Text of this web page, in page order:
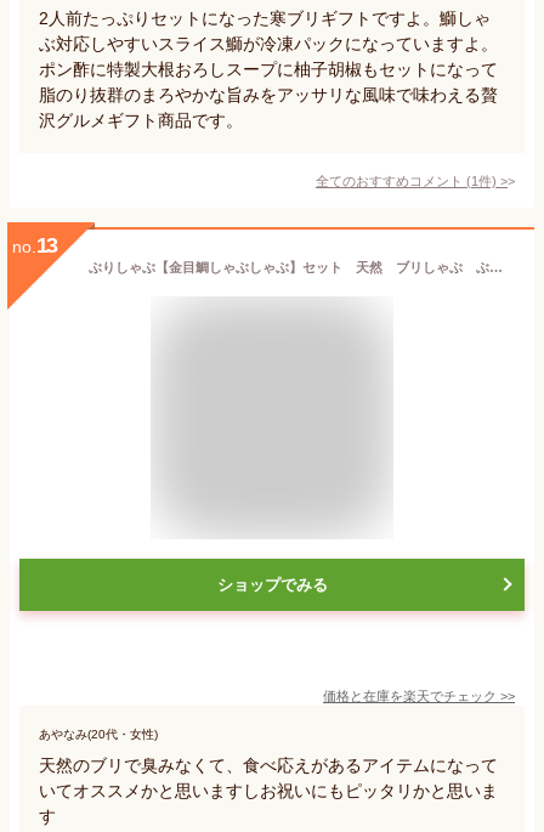
2人前たっぷりセットになった寒ブリギフトですよ。鰤しゃ
ぶ対応しやすいスライス鰤が冷凍パックになっていますよ。
ポン酢に特製大根おろしスープに柚子胡椒もセットになって
脂のり抜群のまろやかな旨みをアッサリな風味で味わえる贅
沢グルメギフト商品です。
全てのおすすめコメント (1件) >
no. 13
ぶりしゃぶ【金目鯛しゃぶしゃぶ】セット 天然 ブリしゃぶ ぶり 北海道産 鰤しゃぶ 鍋 金目鯛 刺身 しゃぶしゃぶ 食べ比べ3人前 お歳暮 送料無料【キンメダイ】200g 寒鰤 200gラーメン200g×2特製出汁ポン酢もみじおろし昆布簡単レシピ お祝い ギフト
ショップでみる
価格と在庫を楽天でチェック >>
あやなみ(20代・女性)
天然のブリで臭みなくて、食べ応えがあるアイテムになって
いてオススメかと思いますしお祝いにもピッタリかと思いま
す